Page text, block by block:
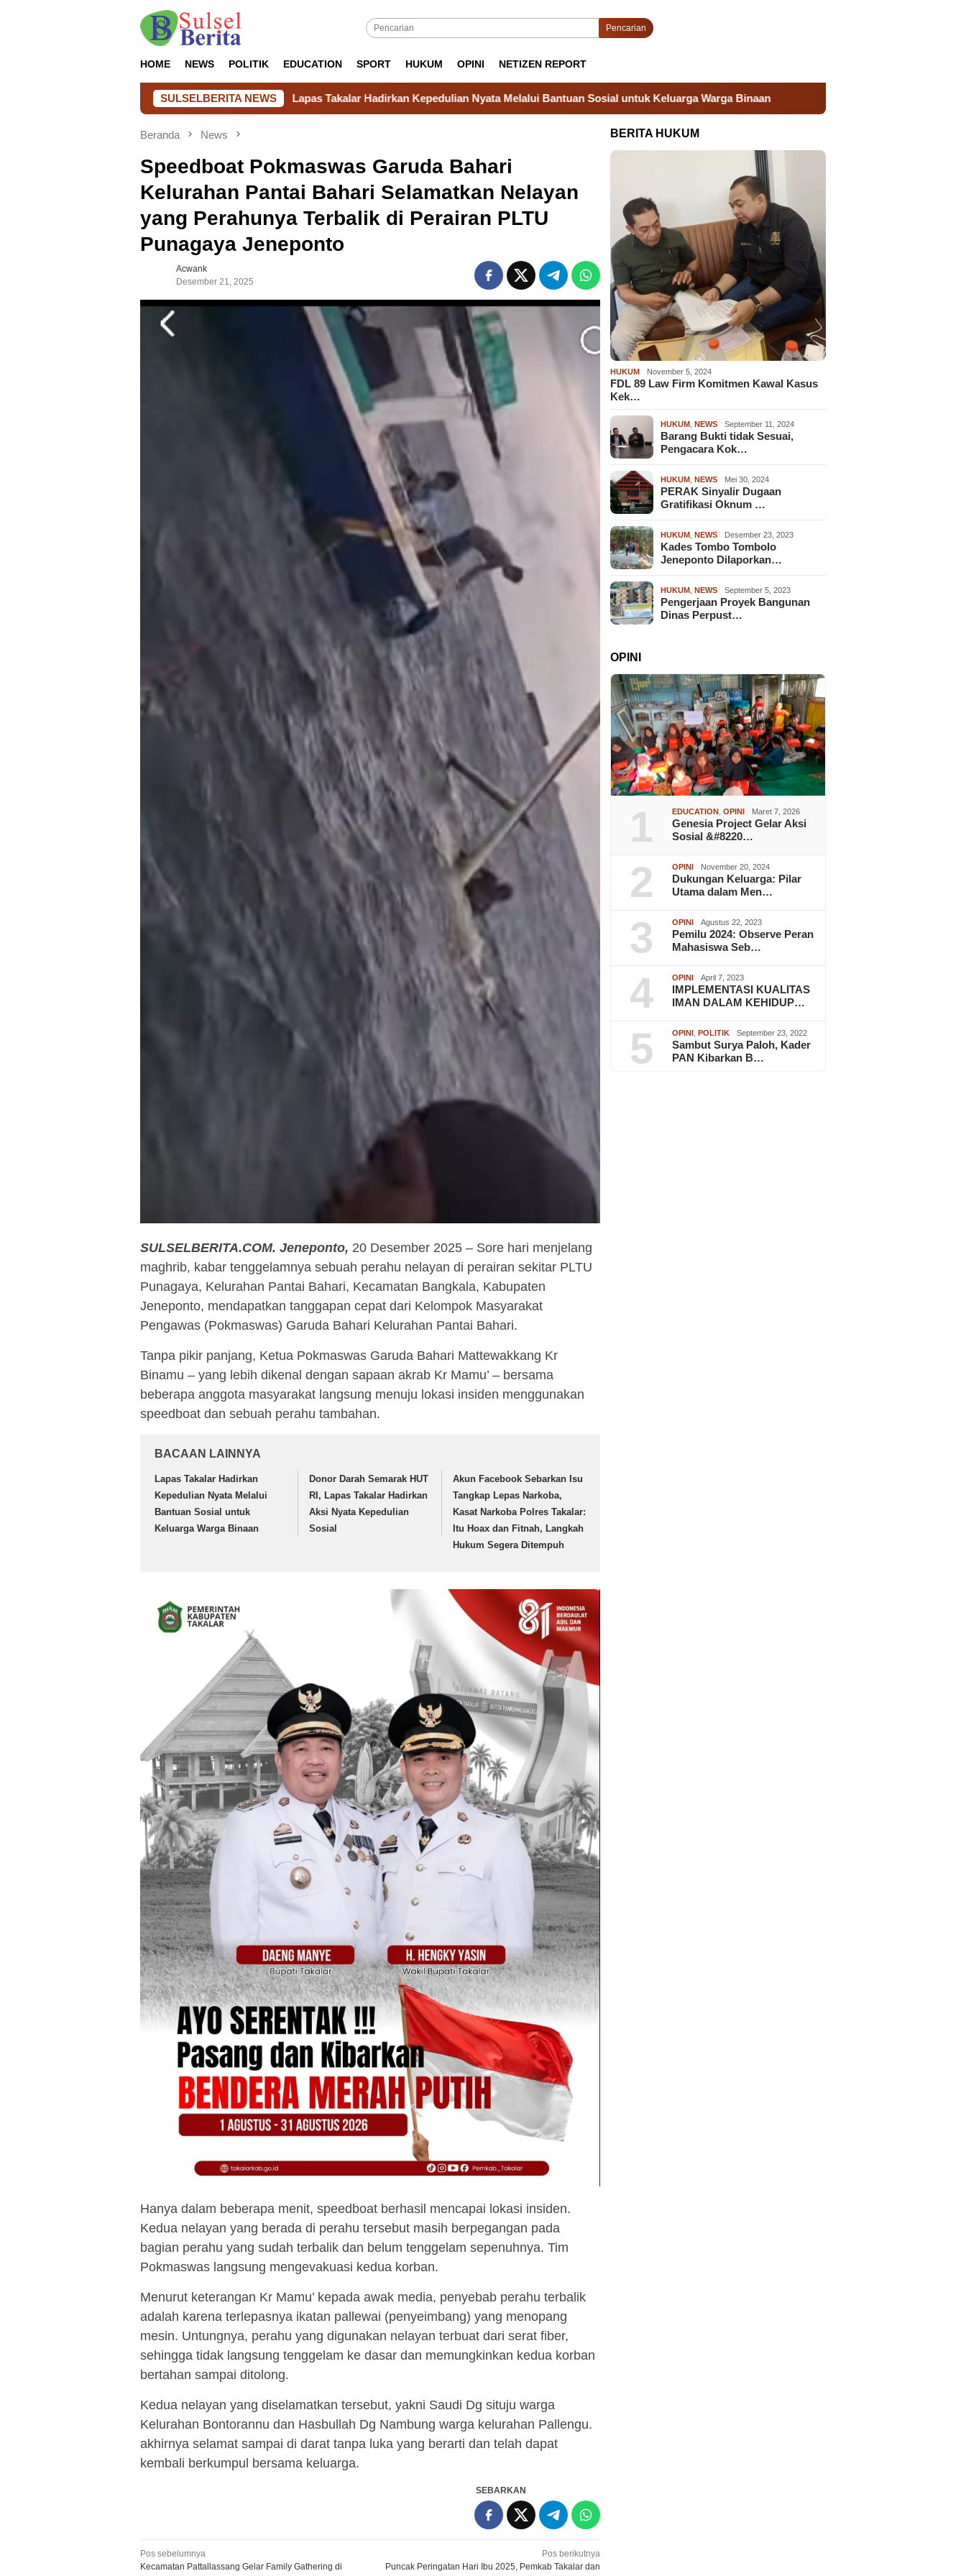
Pencarian
HOME NEWS POLITIK EDUCATION SPORT HUKUM OPINI NETIZEN REPORT
SULSELBERITA NEWS
Lapas Takalar Hadirkan Kepedulian Nyata Melalui Bantuan Sosial untuk Keluarga Warga Binaan Donor Darah Semarak HUT RI, Lapas Takalar Hadirkan Aksi
Beranda News
Speedboat Pokmaswas Garuda Bahari
Kelurahan Pantai Bahari Selamatkan Nelayan
yang Perahunya Terbalik di Perairan PLTU
Punagaya Jeneponto
Acwank
Desember 21, 2025
SULSELBERITA.COM. Jeneponto, 20 Desember 2025 – Sore hari menjelang
maghrib, kabar tenggelamnya sebuah perahu nelayan di perairan sekitar PLTU
Punagaya, Kelurahan Pantai Bahari, Kecamatan Bangkala, Kabupaten
Jeneponto, mendapatkan tanggapan cepat dari Kelompok Masyarakat
Pengawas (Pokmaswas) Garuda Bahari Kelurahan Pantai Bahari.
Tanpa pikir panjang, Ketua Pokmaswas Garuda Bahari Mattewakkang Kr
Binamu – yang lebih dikenal dengan sapaan akrab Kr Mamu’ – bersama
beberapa anggota masyarakat langsung menuju lokasi insiden menggunakan
speedboat dan sebuah perahu tambahan.
BACAAN LAINNYA
Lapas Takalar Hadirkan
Kepedulian Nyata Melalui
Bantuan Sosial untuk
Keluarga Warga Binaan
Donor Darah Semarak HUT
RI, Lapas Takalar Hadirkan
Aksi Nyata Kepedulian
Sosial
Akun Facebook Sebarkan Isu
Tangkap Lepas Narkoba,
Kasat Narkoba Polres Takalar:
Itu Hoax dan Fitnah, Langkah
Hukum Segera Ditempuh
Hanya dalam beberapa menit, speedboat berhasil mencapai lokasi insiden.
Kedua nelayan yang berada di perahu tersebut masih berpegangan pada
bagian perahu yang sudah terbalik dan belum tenggelam sepenuhnya. Tim
Pokmaswas langsung mengevakuasi kedua korban.
Menurut keterangan Kr Mamu’ kepada awak media, penyebab perahu terbalik
adalah karena terlepasnya ikatan pallewai (penyeimbang) yang menopang
mesin. Untungnya, perahu yang digunakan nelayan terbuat dari serat fiber,
sehingga tidak langsung tenggelam ke dasar dan memungkinkan kedua korban
bertahan sampai ditolong.
Kedua nelayan yang diselamatkan tersebut, yakni Saudi Dg situju warga
Kelurahan Bontorannu dan Hasbullah Dg Nambung warga kelurahan Pallengu.
akhirnya selamat sampai di darat tanpa luka yang berarti dan telah dapat
kembali berkumpul bersama keluarga.
SEBARKAN
Navigasi
Pos sebelumnya
Kecamatan Pattallassang Gelar Family Gathering di
Pos berikutnya
Puncak Peringatan Hari Ibu 2025, Pemkab Takalar dan
BERITA HUKUM
HUKUM November 5, 2024
FDL 89 Law Firm Komitmen Kawal Kasus
Kek…
HUKUM ,NEWS September 11, 2024
Barang Bukti tidak Sesuai,
Pengacara Kok…
HUKUM ,NEWS Mei 30, 2024
PERAK Sinyalir Dugaan
Gratifikasi Oknum …
HUKUM ,NEWS Desember 23, 2023
Kades Tombo Tombolo
Jeneponto Dilaporkan…
HUKUM ,NEWS September 5, 2023
Pengerjaan Proyek Bangunan
Dinas Perpust…
OPINI
1 EDUCATION ,OPINI Maret 7, 2026
Genesia Project Gelar Aksi
Sosial &#8220…
2 OPINI November 20, 2024
Dukungan Keluarga: Pilar
Utama dalam Men…
3 OPINI Agustus 22, 2023
Pemilu 2024: Observe Peran
Mahasiswa Seb…
4 OPINI April 7, 2023
IMPLEMENTASI KUALITAS
IMAN DALAM KEHIDUP…
5 OPINI , POLITIK September 23, 2022
Sambut Surya Paloh, Kader
PAN Kibarkan B…